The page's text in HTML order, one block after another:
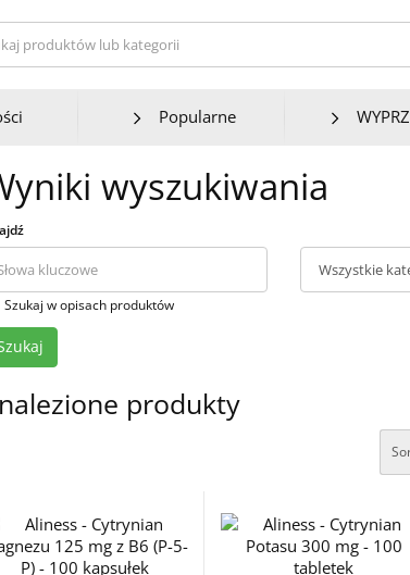
Szukaj produktów lub kategorii
Popularne
wyszukiwania
Szukaj w opisach produktów
produkty